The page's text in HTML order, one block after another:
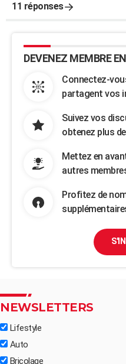
11 réponses
DEVENEZ MEMBRE
Connectez-
partagent vos
Suivez vos
obtenez plus
Mettez en
autres
Profitez de
NEWSLETTERS
Lifestyle
Auto
Bricolage